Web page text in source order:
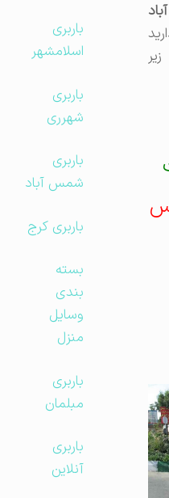
باربری
اسلامشهر
باربری
شهرری
باربری
شمس آباد
باربری کرج
بسته
بندی
وسایل
منزل
باربری
مبلمان
باربری
آنلاین